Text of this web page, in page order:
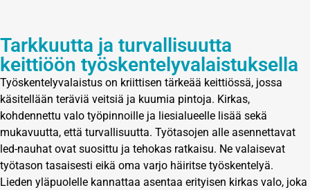
Tarkkuutta ja turvallisuutta
keittiöön työskentelyvalaistuksella
Työskentelyvalaistus on kriittisen tärkeää keittiössä, jossa
käsitellään teräviä veitsiä ja kuumia pintoja. Kirkas,
kohdennettu valo työpinnoille ja liesialueelle lisää sekä
mukavuutta, että turvallisuutta. Työtasojen alle asennettavat
led-nauhat ovat suosittu ja tehokas ratkaisu. Ne valaisevat
työtason tasaisesti eikä oma varjo häiritse työskentelyä.
Lieden yläpuolelle kannattaa asentaa erityisen kirkas valo, joka